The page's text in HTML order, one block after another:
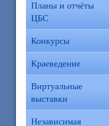
Планы и отчёты
ЦБС
Конкурсы
Краеведение
Виртуальные
выставки
Независимая